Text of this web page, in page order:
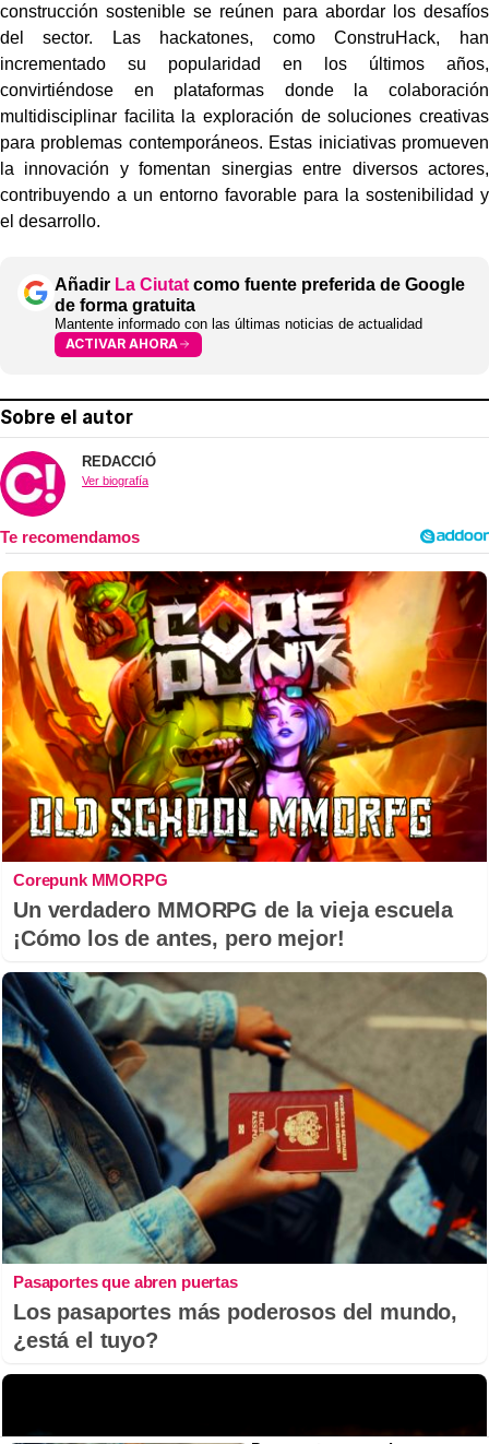
construcción sostenible se reúnen para abordar los desafíos
del sector. Las hackatones, como ConstruHack, han
incrementado su popularidad en los últimos años,
convirtiéndose en plataformas donde la colaboración
multidisciplinar facilita la exploración de soluciones creativas
para problemas contemporáneos. Estas iniciativas promueven
la innovación y fomentan sinergias entre diversos actores,
contribuyendo a un entorno favorable para la sostenibilidad y
el desarrollo.
Añadir La Ciutat como fuente preferida de Google
de forma gratuita
Mantente informado con las últimas noticias de actualidad
ACTIVAR AHORA
Sobre el autor
REDACCIÓ
Ver biografía
Corepunk MMORPG
Un verdadero MMORPG de la vieja escuela
¡Cómo los de antes, pero mejor!
Pasaportes que abren puertas
Los pasaportes más poderosos del mundo,
¿está el tuyo?